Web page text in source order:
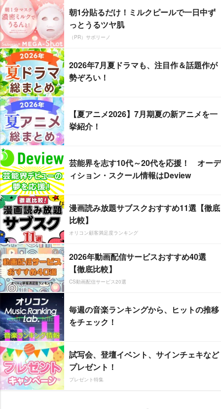
朝1分貼るだけ！ミルクピールで一日中ず
っとうるツヤ肌
（PR）サボリーノ
2026年7月夏ドラマも、注目作＆話題作が
勢ぞろい！
【夏アニメ2026】7月期夏の新アニメを一
挙紹介！
芸能界を志す10代～20代を応援！ オーデ
ィション・スクール情報はDeview
漫画読み放題サブスクおすすめ11選【徹底
比較】
オリコン顧客満足度ランキング
2026年動画配信サービスおすすめ40選
【徹底比較】
CS動画配信サービス20選
毎週の音楽ランキングから、ヒットの推移
をチェック！
試写会、登壇イベント、サインチェキなど
プレゼント！
プレゼント特集